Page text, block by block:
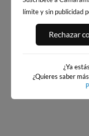
PLAYA DE EL RIS
66km · Arnuero
0.3 m CHOPI
límite y sin publicidad
Rechazar
¿Ya
¿Quieres saber